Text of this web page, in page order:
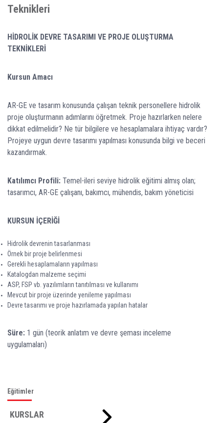
Teknikleri
HİDROLİK DEVRE TASARIMI VE PROJE OLUŞTURMA
TEKNİKLERİ
Kursun Amacı
AR-GE ve tasarım konusunda çalışan teknik personellere hidrolik
proje oluşturmanın adımlarını öğretmek. Proje hazırlarken nelere
dikkat edilmelidir? Ne tür bilgilere ve hesaplamalara ihtiyaç vardır?
Projeye uygun devre tasarımı yapılması konusunda bilgi ve beceri
kazandırmak.
Katılımcı Profili: Temel-ileri seviye hidrolik eğitimi almış olan;
tasarımcı, AR-GE çalışanı, bakımcı, mühendis, bakım yöneticisi
KURSUN İÇERİĞİ
Hidrolik devrenin tasarlanması
Örnek bir proje belirlenmesi
Gerekli hesaplamaların yapılması
Katalogdan malzeme seçimi
ASP, FSP vb. yazılımların tanıtılması ve kullanımı
Mevcut bir proje üzerinde yenileme yapılması
Devre tasarımı ve proje hazırlamada yapılan hatalar
Süre: 1 gün (teorik anlatım ve devre şeması inceleme
uygulamaları)
Eğitimler
KURSLAR